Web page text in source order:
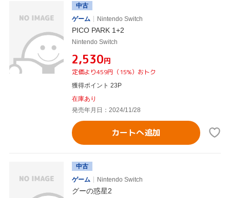
中古
ゲーム
Nintendo Switch
PICO PARK 1+2
Nintendo Switch
¥2,530円
定価より459円（15%）おトク
獲得ポイント 23P
在庫あり
発売年月日：2024/11/28
カートへ追加
中古
ゲーム
Nintendo Switch
グーの惑星2